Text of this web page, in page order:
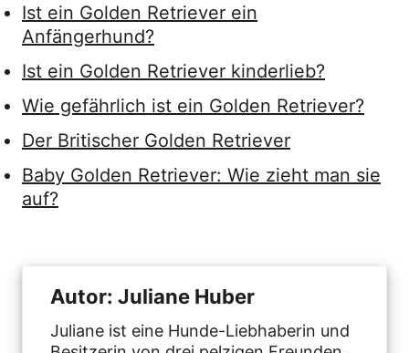
Ist ein Golden Retriever ein
Anfängerhund?
Ist ein Golden Retriever kinderlieb?
Wie gefährlich ist ein Golden Retriever?
Der Britischer Golden Retriever
Baby Golden Retriever: Wie zieht man sie
auf?
Autor: Juliane Huber
Juliane ist eine Hunde-Liebhaberin und